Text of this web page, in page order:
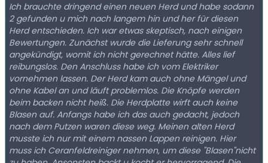
Ich brauchte dringend einen neuen Herd und habe sodann
2 gefunden u mich nach langem hin und her für diesen
Herd entschieden. Ich war etwas skeptisch, nach einigen
Bewertungen. Zunächst wurde die Lieferung sehr schnell
angekündigt, womit ich nicht gerechnet hätte. Alles lief
reibungslos. Den Anschluss habe ich vom Elektriker
vornehmen lassen. Der Herd kam auch ohne Mängel und
ohne Kabel an und läuft problemlos. Die Knöpfe werden
beim backen nicht heiß. Die Herdplatte wirft auch keine
Blasen auf. Anfangs habe ich das auch gedacht, jedoch
nach dem Putzen waren diese weg. Meinen alten Herd
musste ich nur mit einem nassen Lappen reinigen. Hier
muss ich Ceranfeldreiniger nehmen, um diese "Blasen"nicht